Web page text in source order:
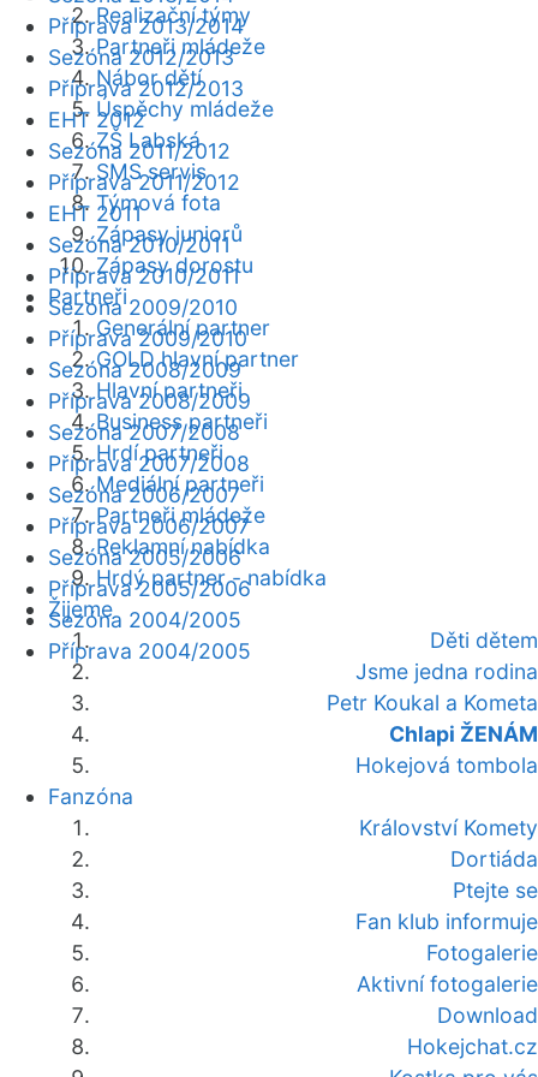
Realizační týmy
Partneři mládeže
Nábor dětí
Úspěchy mládeže
ZŠ Labská
SMS servis
Týmová fota
Zápasy juniorů
Zápasy dorostu
Partneři
Generální partner
GOLD hlavní partner
Hlavní partneři
Business partneři
Hrdí partneři
Mediální partneři
Partneři mládeže
Reklamní nabídka
Hrdý partner - nabídka
Žijeme
Děti dětem
Jsme jedna rodina
Petr Koukal a Kometa
Chlapi ŽENÁM
Hokejová tombola
Fanzóna
Království Komety
Dortiáda
Ptejte se
Fan klub informuje
Fotogalerie
Aktivní fotogalerie
Download
Hokejchat.cz
Příprava 2013/2014
Sezóna 2012/2013
Příprava 2012/2013
EHT 2012
Sezóna 2011/2012
Příprava 2011/2012
EHT 2011
Sezóna 2010/2011
Příprava 2010/2011
Sezóna 2009/2010
Příprava 2009/2010
Sezóna 2008/2009
Příprava 2008/2009
Sezóna 2007/2008
Příprava 2007/2008
Sezóna 2006/2007
Příprava 2006/2007
Sezóna 2005/2006
Příprava 2005/2006
Sezóna 2004/2005
Příprava 2004/2005